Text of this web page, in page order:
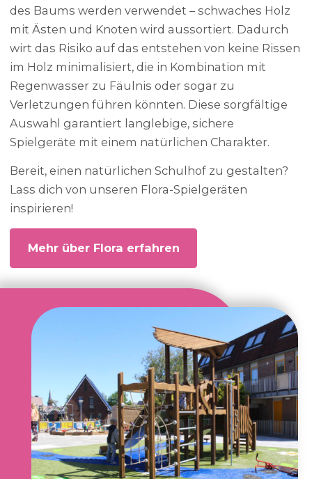
des Baums werden verwendet – schwaches Holz
mit Ästen und Knoten wird aussortiert. Dadurch
wirt das Risiko auf das entstehen von keine Rissen
im Holz minimalisiert, die in Kombination mit
Regenwasser zu Fäulnis oder sogar zu
Verletzungen führen könnten. Diese sorgfältige
Auswahl garantiert langlebige, sichere
Spielgeräte mit einem natürlichen Charakter.
Bereit, einen natürlichen Schulhof zu gestalten?
Lass dich von unseren Flora-Spielgeräten
inspirieren!
Mehr über Flora erfahren